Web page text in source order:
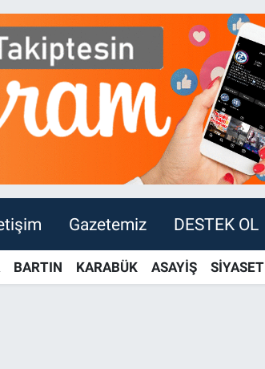
Gazetemiz DESTEK OL
BARTIN KARABÜK ASAYİŞ SİYASET